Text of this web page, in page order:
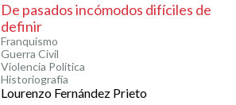
De pasados incómodos difíciles de
definir
Franquismo
Guerra Civil
Violencia Política
Historiografía
Lourenzo Fernández Prieto